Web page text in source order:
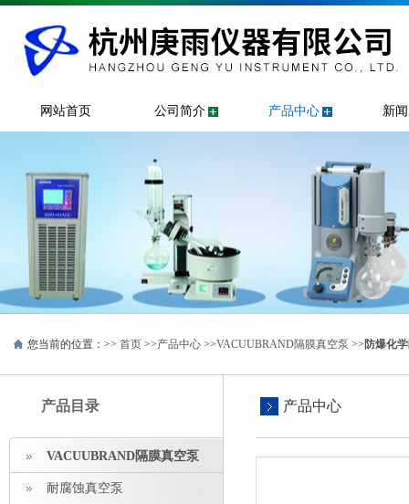
网站首页 公司简介 产品中心 新
您当前的位置：>> 首页 >>产品中心 >>VACUUBRAND隔膜真空泵 >> 防爆化
产品目录
VACUUBRAND隔膜真空泵
耐腐蚀真空泵
产品中心